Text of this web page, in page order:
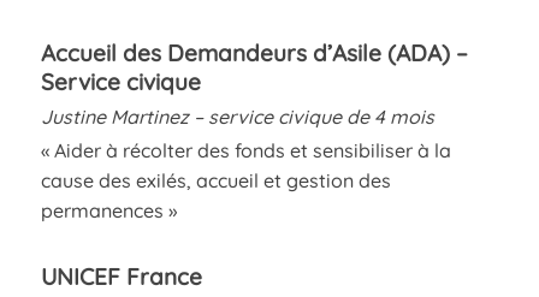
Accueil des Demandeurs d’Asile (ADA) –
Service civique
Justine Martinez – service civique de 4 mois
« Aider à récolter des fonds et sensibiliser à la
cause des exilés, accueil et gestion des
permanences »
UNICEF France